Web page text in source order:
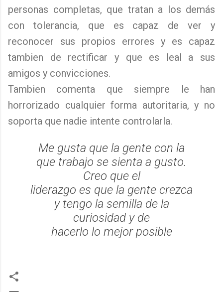
personas completas, que tratan a los demás
con tolerancia, que es capaz de ver y
reconocer sus propios errores y es capaz
tambien de rectificar y que es leal a sus
amigos y convicciones.
Tambien comenta que siempre le han
horrorizado cualquier forma autoritaria, y no
soporta que nadie intente controlarla.
Me gusta que la gente con la
que trabajo se sienta a gusto.
Creo que el
liderazgo es que la gente crezca
y tengo la semilla de la
curiosidad y de
hacerlo lo mejor posible